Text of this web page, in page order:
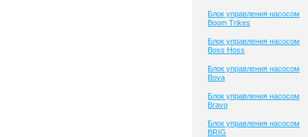
Блок управления насосом
Boom Trikes
Блок управления насосом
Boss Hoss
Блок управления насосом
Bova
Блок управления насосом
Bravo
Блок управления насосом
BRIG